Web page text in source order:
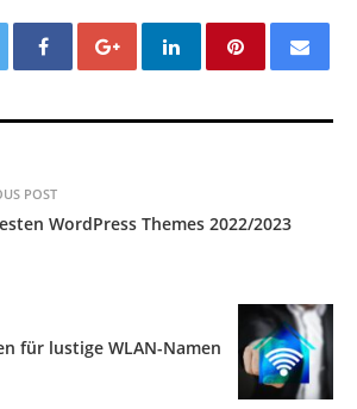
POST
WordPress Themes 2022/2023
für lustige WLAN-Namen